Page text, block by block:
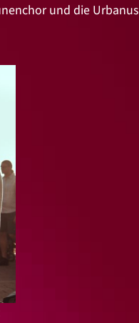
und die Urbanus